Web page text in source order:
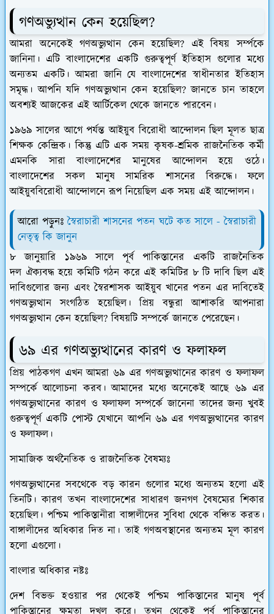
গণঅভ্যুত্থান কেন হয়েছিল?
আমরা অনেকেই গণঅভ্যুত্থান কেন হয়েছিল? এই বিষয় সর্ম্পকে
জানিনা। এটি বাংলাদেশের একটি গুরুত্বপূর্ণ ইতিহাস গুলোর মধ্যে
অন্যতম একটি। আমরা জানি যে বাংলাদেশের স্বাধীনতার ইতিহাস
সমৃদ্ধ। আপনি যদি গণঅভ্যুত্থান কেন হয়েছিল? জানতে চান তাহলে
অবশ্যই আজকের এই আর্টিকেল থেকে জানতে পারবেন।
১৯৬৯ সালের আগে পর্যন্ত আইয়ুব বিরোধী আন্দোলন ছিল মূলত ছাত্র
শিক্ষক কেন্দ্রিক। কিন্তু এটি এক সময় কৃষক-শ্রমিক রাজনৈতিক কর্মী
এমনকি সারা বাংলাদেশের মানুষের আন্দোলন হয়ে ওঠে।
বাংলাদেশের সকল মানুষ সামরিক শাসনের বিরুদ্ধে। ফলে
আইয়ুববিরোধী আন্দোলনে রূপ নিয়েছিল এক সময় এই আন্দোলন।
আরো পড়ুনঃস্বৈরাচারী শাসনের পতন ঘটে কত সালে - স্বৈরাচারী
নেতৃত্ব কি জানুন
৮ জানুয়ারি ১৯৬৯ সালে পূর্ব পাকিস্তানের একটি রাজনৈতিক
দল ঐক্যবদ্ধ হয়ে কমিটি গঠন করে এই কমিটির ৮ টি দাবি ছিল এই
দাবিগুলোর জন্য এবং স্বৈরশাসক আইয়ুব খানের পতন এর দাবিতেই
গণঅভ্যুত্থান সংগঠিত হয়েছিল। প্রিয় বন্ধুরা আশাকরি আপনারা
গণঅভ্যুত্থান কেন হয়েছিল? বিষয়টি সম্পর্কে জানতে পেরেছেন।
৬৯ এর গণঅভ্যুত্থানের কারণ ও ফলাফল
প্রিয় পাঠকগণ এখন আমরা ৬৯ এর গণঅভ্যুত্থানের কারণ ও ফলাফল
সম্পর্কে আলোচনা করব। আমাদের মধ্যে অনেকেই আছে ৬৯ এর
গণঅভ্যুত্থানের কারণ ও ফলাফল সম্পর্কে জানেনা তাদের জন্য খুবই
গুরুত্বপূর্ণ একটি পোস্ট যেখানে আপনি ৬৯ এর গণঅভ্যুত্থানের কারণ
ও ফলাফল।
সামাজিক অর্থনৈতিক ও রাজনৈতিক বৈষম্যঃ
গণঅভ্যুত্থানের সবথেকে বড় কারন গুলোর মধ্যে অন্যতম হলো এই
তিনটি। কারণ তখন বাংলাদেশের সাধারণ জনগণ বৈষম্যের শিকার
হয়েছিল। পশ্চিম পাকিস্তানীরা বাঙ্গালীদের সুবিধা থেকে বঞ্চিত করত।
বাঙ্গালীদের অধিকার দিত না। তাই গণঅবস্থানের অন্যতম মূল কারণ
হলো এগুলো।
বাংলার অধিকার নষ্টঃ
দেশ বিভক্ত হওয়ার পর থেকেই পশ্চিম পাকিস্তানের মানুষ পূর্ব